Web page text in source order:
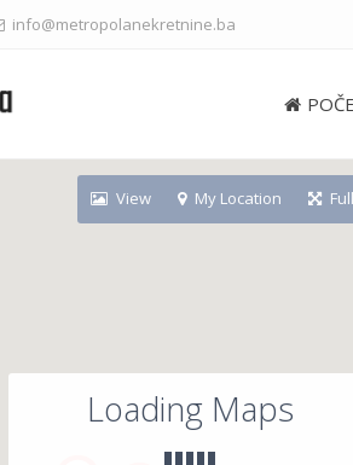
info@metropolanekretnine.ba
Loading Maps
View My Location